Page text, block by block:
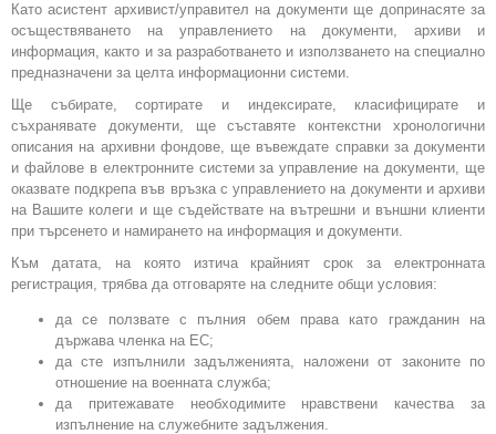
Като асистент архивист/управител на документи ще допринасяте за
осъществяването на управлението на документи, архиви и
информация, както и за разработването и използването на специално
предназначени за целта информационни системи.
Ще събирате, сортирате и индексирате, класифицирате и
съхранявате документи, ще съставяте контекстни хронологични
описания на архивни фондове, ще въвеждате справки за документи
и файлове в електронните системи за управление на документи, ще
оказвате подкрепа във връзка с управлението на документи и архиви
на Вашите колеги и ще съдействате на вътрешни и външни клиенти
при търсенето и намирането на информация и документи.
Към датата, на която изтича крайният срок за електронната
регистрация, трябва да отговаряте на следните общи условия:
да се ползвате с пълния обем права като гражданин на
държава членка на ЕС;
да сте изпълнили задълженията, наложени от законите по
отношение на военната служба;
да притежавате необходимите нравствени качества за
изпълнение на служебните задължения.